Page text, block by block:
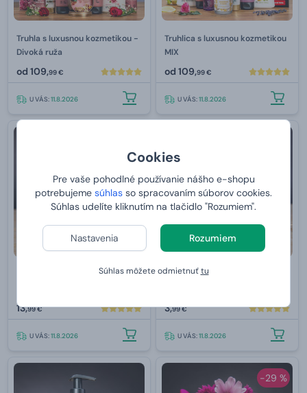
Cookies
Pre vaše pohodlné používanie nášho e-shopu
potrebujeme súhlas so spracovaním súborov cookies.
Súhlas udelíte kliknutím na tlačidlo "Rozumiem".
Nastavenia Rozumiem
Súhlas môžete odmietnuťtu
Truhla s luxusnou kozmetikou -
Divoká ruža
od 109,99 €
U VÁS:11.8.2026
Truhlica s luxusnou kozmetikou
MIX
od 109,99 €
U VÁS:11.8.2026
Vyživujúce BIO telové mlieko s
13,99 €
U VÁS:11.8.2026
Textilná maska s ružou pre
3,99 €
U VÁS:11.8.2026
-29 %